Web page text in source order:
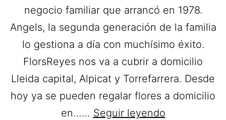
negocio familiar que arrancó en 1978.
Angels, la segunda generación de la familia
lo gestiona a día con muchísimo éxito.
FlorsReyes nos va a cubrir a domicilio
Lleida capital, Alpicat y Torrefarrera. Desde
hoy ya se pueden regalar flores a domicilio
en…… Seguir leyendoFlors